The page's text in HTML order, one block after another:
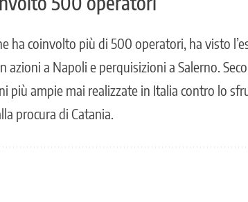
ha coinvolto più di 500 operatori, ha visto
azioni a Napoli e perquisizioni a Salerno.
più ampie mai realizzate in Italia contro lo
procura di Catania.